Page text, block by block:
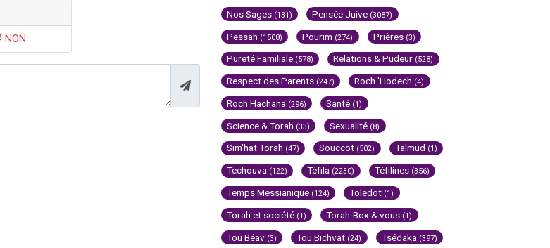
NON
Nos Sages (131) Pensée Juive (3087)
Pessah (1508) Pourim (274) Prières (3)
Pureté Familiale (578) Relations & Pudeur (528)
Respect des Parents (247) Roch 'Hodech (4)
Roch Hachana (296) Santé (1)
Science & Torah (33) Sexualité (8)
Sim'hat Torah (47) Souccot (502) Talmud (1)
Techouva (122) Téfila (2230) Téfilines (356)
Temps Messianique (124) Toledot (1)
Torah et société (1) Torah-Box & vous (1)
Tou Béav (3) Tou Bichvat (24) Tsédaka (397)